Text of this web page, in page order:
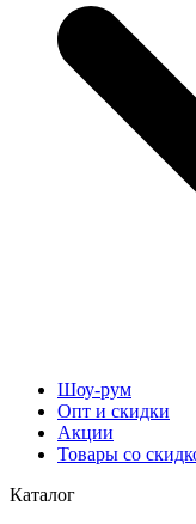
Шоу-рум
Опт и скидки
Акции
Товары со
Каталог